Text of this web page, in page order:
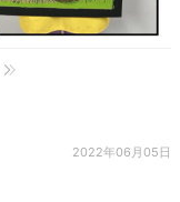
2022年06月05日